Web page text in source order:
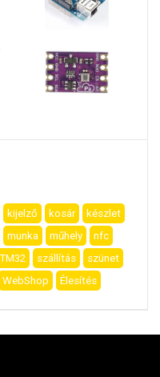
kijelző kosár
készlet
munka műhely
nfc
szállítás
szünet
WebShop Élesítés